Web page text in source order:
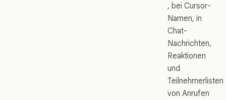
, bei Cursor-
Namen, in
Chat-
Nachrichten,
Reaktionen
und
Teilnehmerlisten
von Anrufen